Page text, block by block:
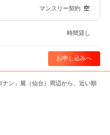
マンスリー契約 空
時間貸し
お申し込みへ
ン」展（仙台）周辺から、近い順